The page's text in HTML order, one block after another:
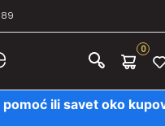
0
barska oprema/
pomoć ili savet oko